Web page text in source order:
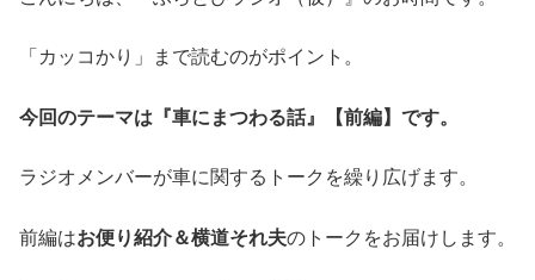
「カッコかり」まで読むのがポイント。
今回のテーマは『車にまつわる話』【前編】です。
ラジオメンバーが車に関するトークを繰り広げます。
前編はお便り紹介＆横道それ夫のトークをお届けします。